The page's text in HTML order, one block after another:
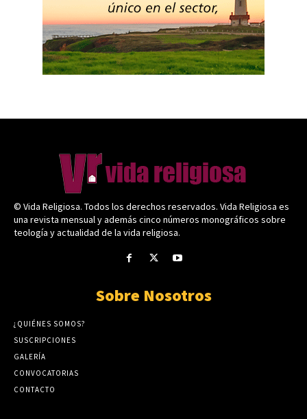
© Vida Religiosa. Todos los derechos reservados. Vida Religiosa es
una revista mensual y además cinco números monográficos sobre
teología y actualidad de la vida religiosa.
Sobre Nosotros
¿QUIÉNES SOMOS?
SUSCRIPCIONES
GALERÍA
CONVOCATORIAS
CONTACTO